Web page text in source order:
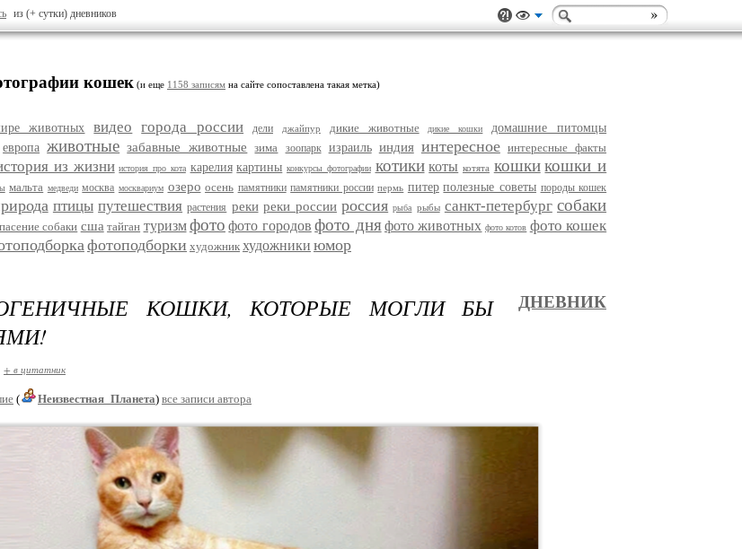
из (+ сутки) дневников
кошек (и еще 1158 записям на сайте сопоставлена такая метка)
животных видео города россии дели джайпур дикие животные дикие кошки домашние питомцы
европа животные забавные животные зима зоопарк израиль индия интересное интересные факты
из жизни история про кота карелия картины конкурсы фотографии котики коты котята кошки кошки и
мальта медведи москва москвариум озеро осень памятники памятники россии пермь питер полезные советы породы кошек
птицы путешествия растения реки реки россии россия рыба рыбы санкт-петербург собаки
собаки сша тайган туризм фото фото городов фото дня фото животных фото котов фото кошек
фотоподборки художник художники юмор
КОШКИ, КОТОРЫЕ МОГЛИ БЫ
ДНЕВНИК
+ в цитатник
( Неизвестная_Планета) все записи автора